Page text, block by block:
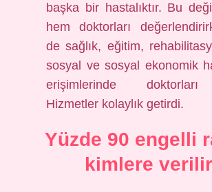
başka bir hastalıktır. Bu
hem doktorları
de sağlık, eğitim,
sosyal ve sosyal ekonomik
erişimlerinde doktorları
Hizmetler kolaylık getirdi.
Yüzde 90 engelli
kimlere